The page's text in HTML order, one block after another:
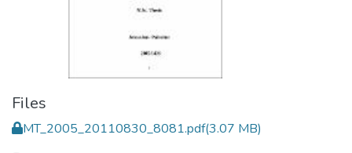
Files
MT_2005_20110830_8081.pdf(3.07 MB)